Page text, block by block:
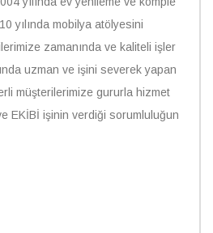
yılında mobilya atölyesini
zamanında ve kaliteli işler
uzman ve işini severek yapan
müşterilerimize gururla hizmet
EKİBİ işinin verdiği sorumluluğun